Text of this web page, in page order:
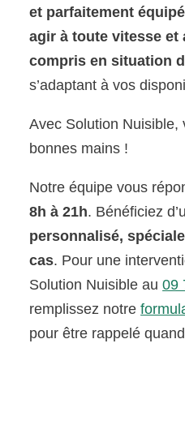
et parfaitement
agir à toute vitesse et
compris en situation
s’adaptant à vos
Avec Solution Nuisible,
bonnes mains !
Notre équipe vous
8h à 21h. Bénéficiez
personnalisé,
cas. Pour une
Solution Nuisible au09
remplissez notre
pour être rappelé